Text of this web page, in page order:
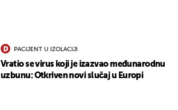
PACIJENT U IZOLACIJI
Vratio se virus koji je izazvao međunarodnu
uzbunu: Otkriven novi slučaj u Europi